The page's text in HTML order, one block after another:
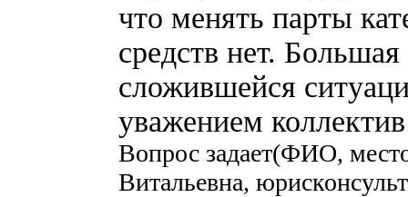
что менять парты
средств нет.
сложившейся
уважением
Вопрос задает(ФИО,
Витальевна,